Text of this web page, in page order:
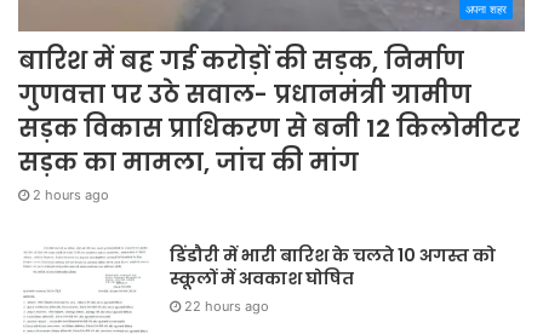
अपना शहर
बारिश में बह गई करोड़ों की सड़क, निर्माण
गुणवत्ता पर उठे सवाल- प्रधानमंत्री ग्रामीण
सड़क विकास प्राधिकरण से बनी 12 किलोमीटर
सड़क का मामला, जांच की मांग
2 hours ago
डिंडौरी में भारी बारिश के चलते 10 अगस्त को
स्कूलों में अवकाश घोषित
22 hours ago